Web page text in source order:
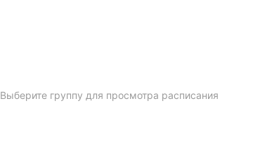
Выберите группу для просмотра расписания